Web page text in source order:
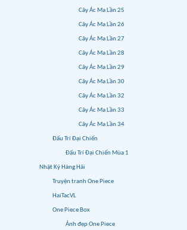
Cây Ác Ma Lần 25
Cây Ác Ma Lần 26
Cây Ác Ma Lần 27
Cây Ác Ma Lần 28
Cây Ác Ma Lần 29
Cây Ác Ma Lần 30
Cây Ác Ma Lần 32
Cây Ác Ma Lần 33
Cây Ác Ma Lần 34
Đấu Trí Đại Chiến
Đấu Trí Đại Chiến Mùa 1
Nhật Ký Hàng Hải
Truyện tranh One Piece
HaiTacVL
One Piece Box
Ảnh đẹp One Piece